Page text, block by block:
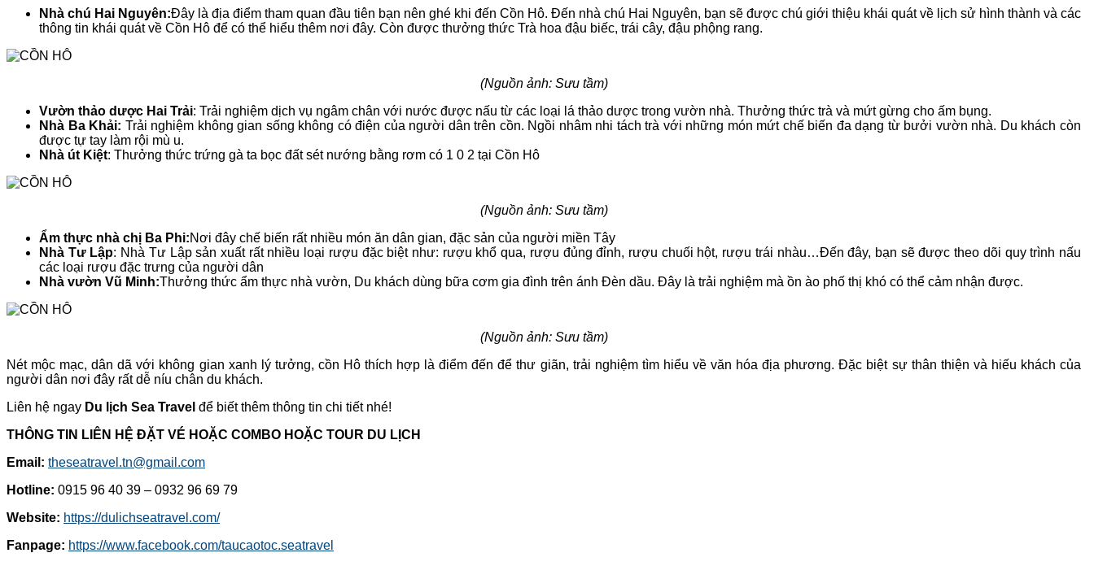
Nhà chú Hai Nguyên:Đây là địa điểm tham quan đầu tiên bạn nên ghé khi đến Cồn Hô. Đến nhà chú Hai Nguyên, bạn sẽ được chú giới thiệu khái quát về lịch sử hình thành và các
thông tin khái quát về Cồn Hô để có thể hiểu thêm nơi đây. Còn được thưởng thức Trà hoa đậu biếc, trái cây, đậu phộng rang.
(Nguồn ảnh: Sưu tầm)
Vườn thảo dược Hai Trải: Trải nghiệm dịch vụ ngâm chân với nước được nấu từ các loại lá thảo dược trong vườn nhà. Thưởng thức trà và mứt gừng cho ấm bụng.
Nhà Ba Khải: Trải nghiệm không gian sống không có điện của người dân trên cồn. Ngồi nhâm nhi tách trà với những món mứt chế biến đa dạng từ bưởi vườn nhà. Du khách còn
được tự tay làm rội mù u.
Nhà út Kiệt: Thưởng thức trứng gà ta bọc đất sét nướng bằng rơm có 1 0 2 tại Cồn Hô
(Nguồn ảnh: Sưu tầm)
Ẩm thực nhà chị Ba Phi:Nơi đây chế biến rất nhiều món ăn dân gian, đặc sản của người miền Tây
Nhà Tư Lập: Nhà Tư Lập sản xuất rất nhiều loại rượu đặc biệt như: rượu khổ qua, rượu đủng đỉnh, rượu chuối hột, rượu trái nhàu…Đến đây, bạn sẽ được theo dõi quy trình nấu
các loại rượu đặc trưng của người dân
Nhà vườn Vũ Minh:Thưởng thức ẩm thực nhà vườn, Du khách dùng bữa cơm gia đình trên ánh Đèn dầu. Đây là trải nghiệm mà ồn ào phố thị khó có thể cảm nhận được.
(Nguồn ảnh: Sưu tầm)
Nét mộc mạc, dân dã với không gian xanh lý tưởng, cồn Hô thích hợp là điểm đến để thư giãn, trải nghiệm tìm hiểu về văn hóa địa phương. Đặc biệt sự thân thiện và hiếu khách của
người dân nơi đây rất dễ níu chân du khách.
Liên hệ ngay Du lịch Sea Travel để biết thêm thông tin chi tiết nhé!
THÔNG TIN LIÊN HỆ ĐẶT VÉ HOẶC COMBO HOẶC TOUR DU LỊCH
Email: theseatravel.tn@gmail.com
Hotline: 0915 96 40 39 – 0932 96 69 79
Website: https://dulichseatravel.com/
Fanpage: https://www.facebook.com/taucaotoc.seatravel